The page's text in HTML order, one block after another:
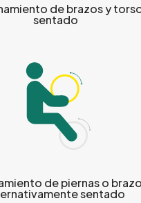
de brazos y
sentado
de piernas o
sentado